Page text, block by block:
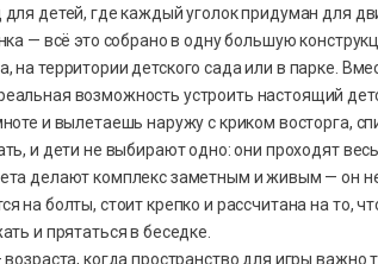
детей, где каждый уголок придуман для
— всё это собрано в одну большую
территории детского сада или в парке.
возможность устроить настоящий
и вылетаешь наружу с криком восторга,
и дети не выбирают одно: они проходят
делают комплекс заметным и живым — он
на болты, стоит крепко и рассчитана на то,
и прятаться в беседке.
когда пространство для игры важно